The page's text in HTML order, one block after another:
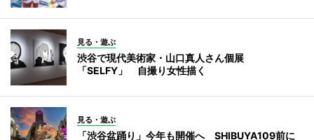
見る・遊ぶ
渋谷で現代美術家・山口真人さん個展
「SELFY」 自撮り女性描く
見る・遊ぶ
「渋谷盆踊り」今年も開催へ SHIBUYA109前に